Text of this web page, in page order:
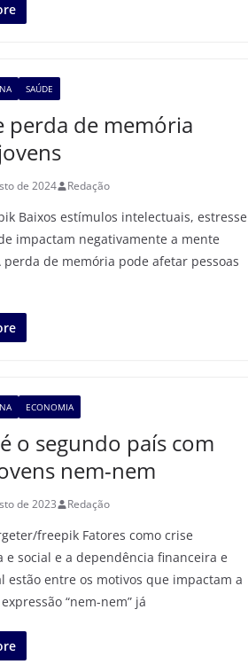
SAÚDE
perda de memória
de 2024 Redação
Baixos estímulos intelectuais, estresse
impactam negativamente a mente
perda de memória pode afetar pessoas
ECONOMIA
o segundo país com
nem-nem
de 2023 Redação
freepik Fatores como crise
e social e a dependência financeira e
estão entre os motivos que impactam a
“nem-nem” já